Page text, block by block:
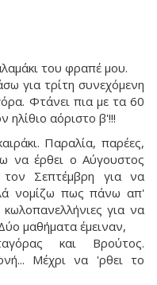
του φραπέ μου.
για τρίτη συνεχόμενη
Φτάνει πια με τα 60
ηλίθιο αόριστο β'!!!
Παραλία, παρέες,
να έρθει ο Αύγουστος
Σεπτέμβρη για να
νομίζω πως πάνω απ'
για να
μαθήματα έμειναν,
και Βρούτος.
Μέχρι να 'ρθει το